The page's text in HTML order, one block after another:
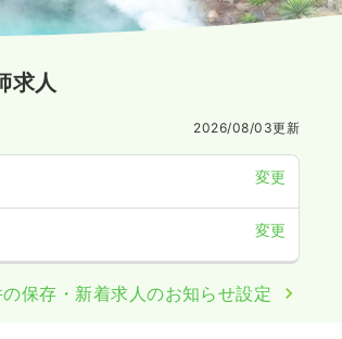
求人
2026/08/03更新
変更
変更
保存・新着求人のお知らせ設定